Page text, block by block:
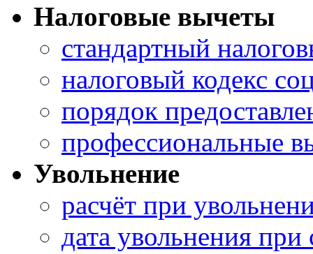
Налоговые вычеты
стандартный
налоговый кодекс
порядок
профессиональные
Увольнение
расчёт при
дата увольнения